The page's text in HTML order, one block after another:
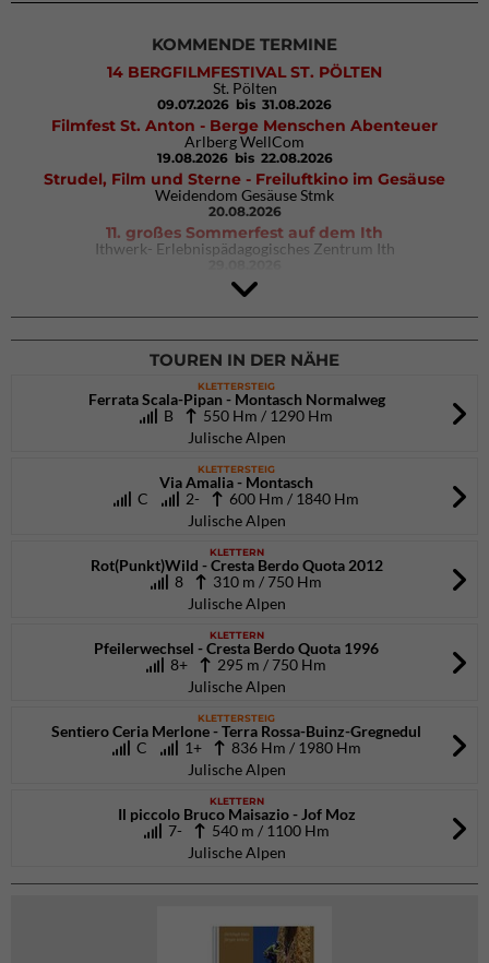
KOMMENDE TERMINE
14 BERGFILMFESTIVAL ST. PÖLTEN
St. Pölten
09.07.2026 bis 31.08.2026
Filmfest St. Anton - Berge Menschen Abenteuer
Arlberg WellCom
19.08.2026 bis 22.08.2026
Strudel, Film und Sterne - Freiluftkino im Gesäuse
Weidendom Gesäuse Stmk
20.08.2026
11. großes Sommerfest auf dem Ith
Ithwerk- Erlebnispädagogisches Zentrum Ith
Rock Master Arco
Arco (IT)
02.10.2026bis 04.10.2026
TOUREN IN DER NÄHE
KLETTERSTEIG
Ferrata Scala-Pipan - Montasch Normalweg
B
550 Hm / 1290 Hm
Julische Alpen
KLETTERSTEIG
Via Amalia - Montasch
C
2-
600 Hm / 1840 Hm
Julische Alpen
KLETTERN
Rot(Punkt)Wild - Cresta Berdo Quota 2012
8
310 m / 750 Hm
Julische Alpen
KLETTERN
Pfeilerwechsel - Cresta Berdo Quota 1996
8+
295 m / 750 Hm
Julische Alpen
KLETTERSTEIG
Sentiero Ceria Merlone - Terra Rossa-Buinz-Gregnedul
C
1+ 836 Hm / 1980 Hm
Julische Alpen
KLETTERN
Il piccolo Bruco Maisazio - Jof Moz
7- 540 m / 1100 Hm
Julische Alpen